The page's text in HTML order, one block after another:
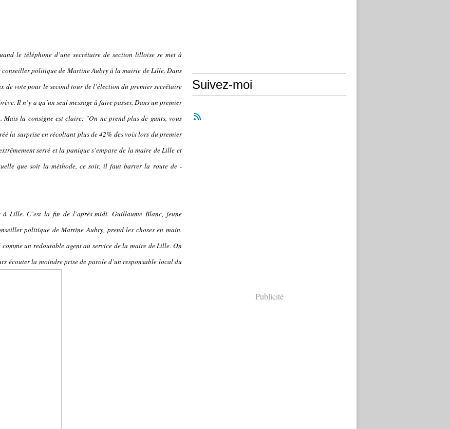
le téléphone d’une secrétaire de section lilloise se met à
politique de Martine Aubry à la mairie de Lille. Dans
de vote pour le second tour de l’élection du premier secrétaire
Il n’y a qu’un seul message à faire passer. Dans un premier
Mais la consigne est claire: "On ne prend plus de gants, vous
la surprise en récoltant plus de 42% des voix lors du premier
serré et la panique s’empare de la maire de Lille et
que soit la méthode, ce soir, il faut barrer la route de -
Lille. C’est la fin de l’après-midi. Guillaume Blanc, jeune
politique de Martine Aubry, prend les choses en main.
un redoutable agent au service de la maire de Lille. On
écouter la moindre prise de parole d’un responsable local du
Suivez-moi
Publicité